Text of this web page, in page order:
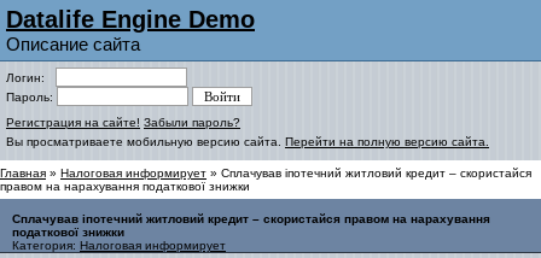
Datalife Engine Demo
Описание сайта
Логин:
Пароль:
Регистрация на сайте! Забыли пароль?
Вы просматриваете мобильную версию сайта. Перейти на полную версию сайта.
Главная » Налоговая информирует » Сплачував іпотечний житловий кредит – скористайся
правом на нарахування податкової знижки
Сплачував іпотечний житловий кредит – скористайся правом на нарахування
податкової знижки
Категория: Налоговая информирует